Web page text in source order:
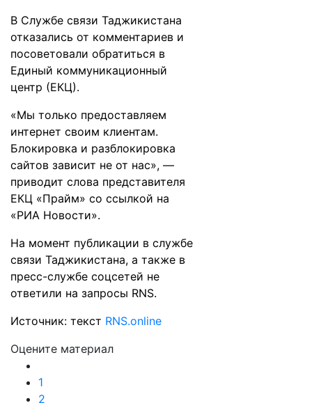
В Службе связи Таджикистана
отказались от комментариев и
посоветовали обратиться в
Единый коммуникационный
центр (ЕКЦ).
«Мы только предоставляем
интернет своим клиентам.
Блокировка и разблокировка
сайтов зависит не от нас», —
приводит слова представителя
ЕКЦ «Прайм» со ссылкой на
«РИА Новости».
На момент публикации в службе
связи Таджикистана, а также в
пресс-службе соцсетей не
ответили на запросы RNS.
Источник: текст RNS.online
Оцените материал
1
2